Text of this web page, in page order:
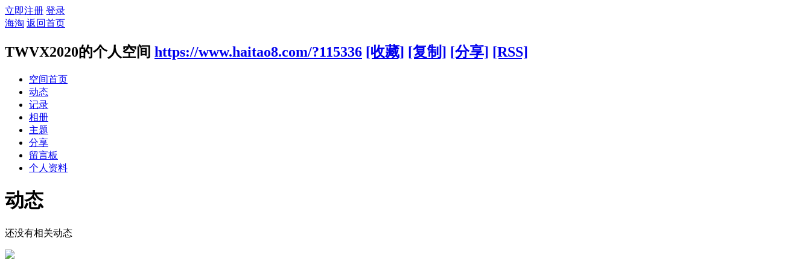
立即注册 登录
海淘 返回首页
TWVX2020的个人空间 https://www.haitao8.com/?115336 [收藏] [复制] [分享] [RSS]
空间首页
动态
记录
相册
主题
分享
留言板
个人资料
动态
还没有相关动态